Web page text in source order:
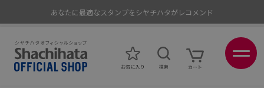
あなたに最適なスタンプをシヤチハタがレコメンド